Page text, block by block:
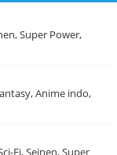
Super Power,
Anime indo,
Fi, Seinen, Super